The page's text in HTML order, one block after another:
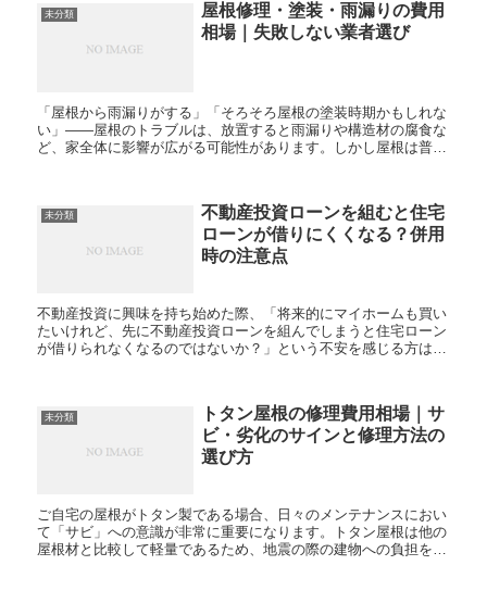
未分類
屋根修理・塗装・雨漏りの費用
相場｜失敗しない業者選び
「屋根から雨漏りがする」「そろそろ屋根の塗装時期かもしれな
い」——屋根のトラブルは、放置すると雨漏りや構造材の腐食な
ど、家全体に影響が広がる可能性があります。しかし屋根は普段
未分類
不動産投資ローンを組むと住宅
ローンが借りにくくなる？併用
時の注意点
不動産投資に興味を持ち始めた際、「将来的にマイホームも買い
たいけれど、先に不動産投資ローンを組んでしまうと住宅ローン
が借りられなくなるのではないか？」という不安を感じる方は少
未分類
トタン屋根の修理費用相場｜サ
ビ・劣化のサインと修理方法の
選び方
ご自宅の屋根がトタン製である場合、日々のメンテナンスにおい
て「サビ」への意識が非常に重要になります。トタン屋根は他の
屋根材と比較して軽量であるため、地震の際の建物への負担を軽